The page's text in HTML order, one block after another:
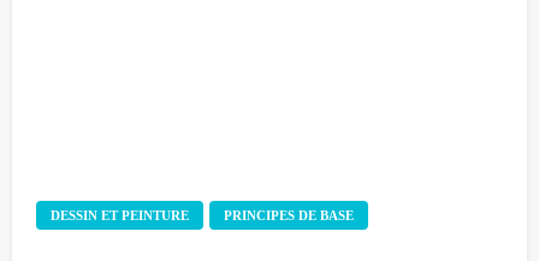
DESSIN ET PEINTURE PRINCIPES DE BASE